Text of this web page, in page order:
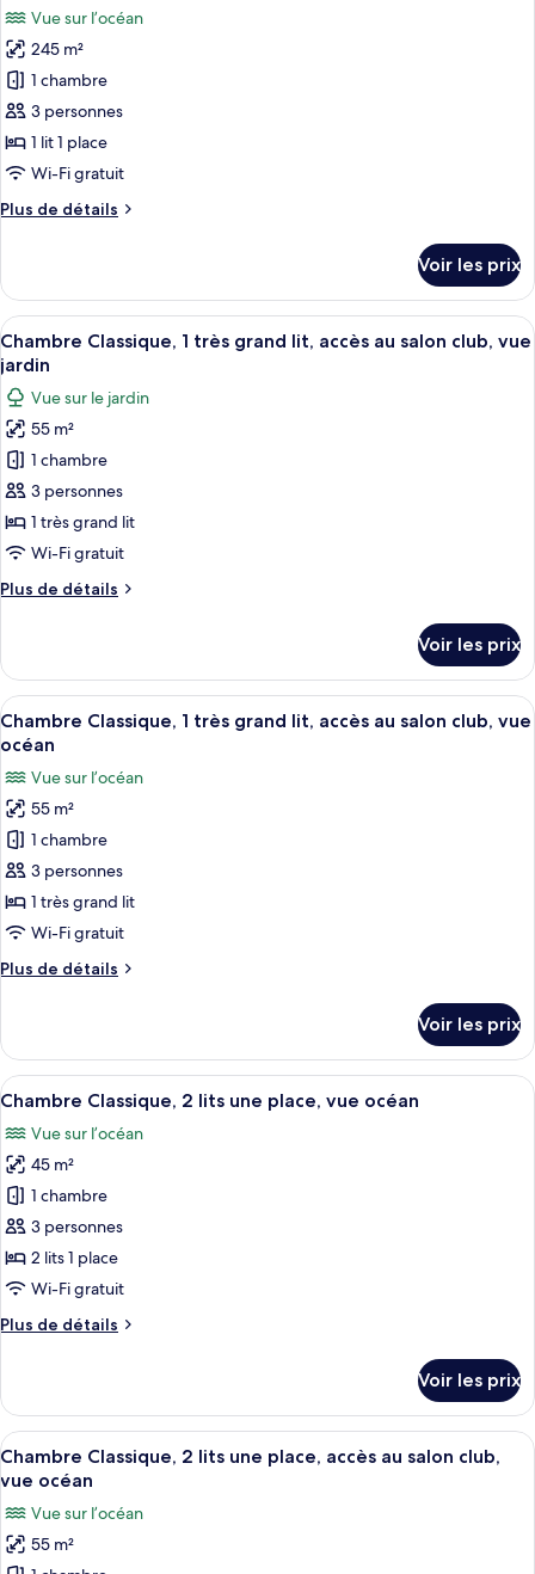
club
(Kitchen)
Suite,
chambre,
accès
au
salon
club
(Kitchen)
les
photos
pour
ce
type
de
chambre :
Suite
Vue sur l’océan
245 m²
1 chambre
3 personnes
1 lit 1 place
Wi-Fi gratuit
Plus de détails
Plus
le
type
de
chambre
Suite
Présidentielle
Voir les prix
Afficher
toutes
les
photos
pour
ce
type
de
chambre :
Classique,
grand
lit,
accès
au
salon
club,
vue
jardin
Une chambre d’hôtel moderne
3
Chambre Classique, 1 très grand lit, accès au salon club, vue
jardin
Vue sur le jardin
55 m²
1 chambre
3 personnes
1 très grand lit
Wi-Fi gratuit
Plus de détails
Plus
le
type
de
chambre
Classique,
très
grand
lit,
au
salon
vue
Voir les prix
Afficher
toutes
photos
pour
ce
type
de
chambre :
Classique,
grand
lit,
au
salon
club,
vue
océan
Literie de qualité supérieure,
6
Chambre Classique, 1 très grand lit, accès au salon club, vue
océan
Vue sur l’océan
55 m²
1 chambre
3 personnes
1 très grand lit
Wi-Fi gratuit
Plus de détails
Plus
le
type
de
Chambre
Classique,
très
grand
lit,
accès
au
club,
Voir les prix
Afficher
toutes
les
photos
pour
ce
type
de
chambre :
Chambre
lits
une
place,
océan
Une chambre d’hôtel avec un grand
4
Chambre Classique, 2 lits une place, vue océan
Vue sur l’océan
45 m²
1 chambre
3 personnes
2 lits 1 place
Wi-Fi gratuit
Plus de détails
Plus
le
type
de
chambre
Classique,
2
lits
Voir les prix
Afficher
toutes
photos
pour
Une chambre d’hôtel avec un grand
4
Chambre Classique, 2 lits une place, accès au salon club,
vue océan
Vue sur l’océan
55 m²